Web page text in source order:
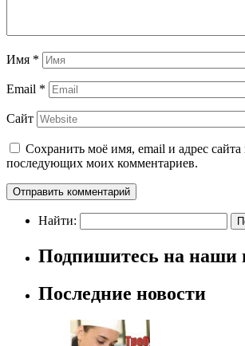
Имя *
Email *
Сайт
Сохранить моё имя, email и адрес сайта
последующих моих комментариев.
Найти:
Подпишитесь на наши
Последние новости